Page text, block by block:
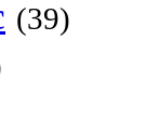
(39)